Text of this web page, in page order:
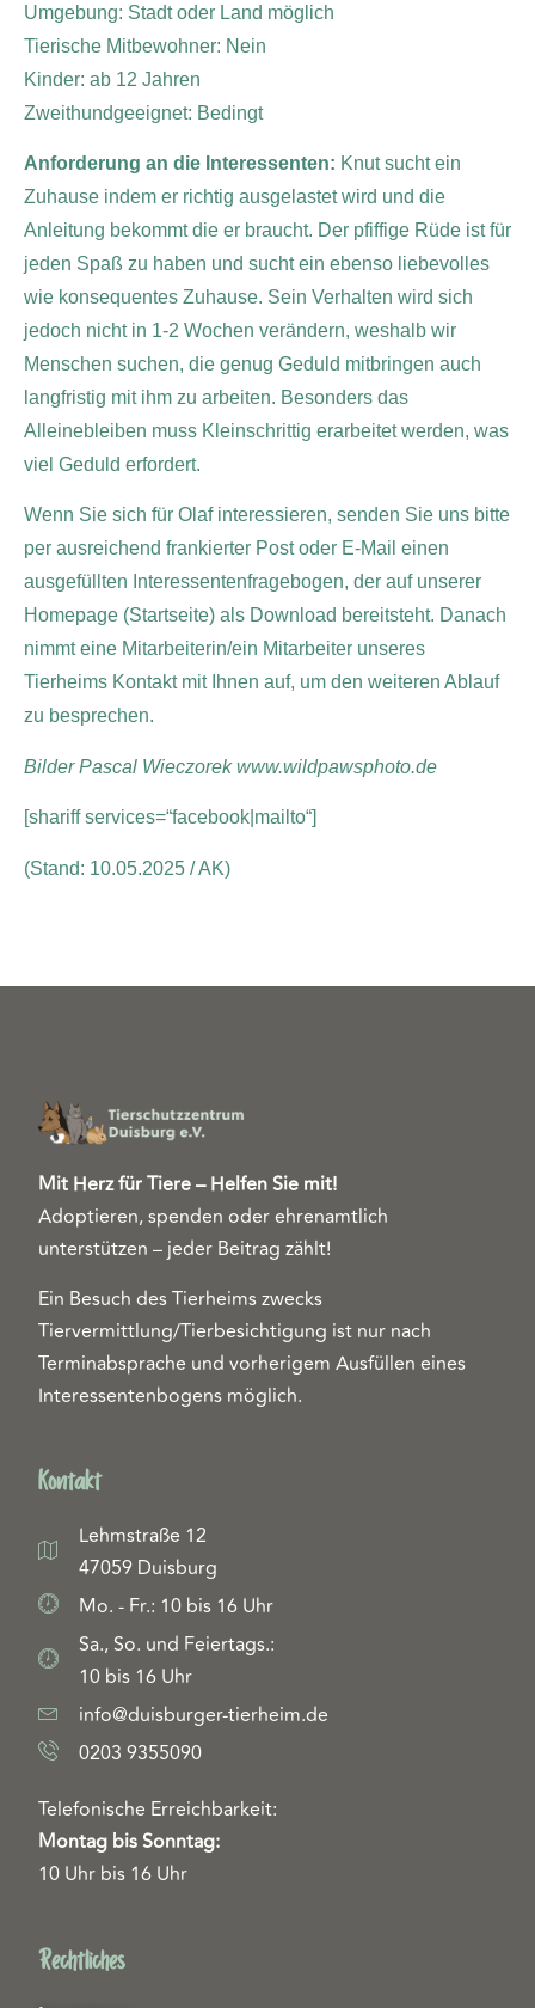
Umgebung: Stadt oder Land möglich
Tierische Mitbewohner: Nein
Kinder: ab 12 Jahren
Zweithundgeeignet: Bedingt
Anforderung an die Interessenten: Knut sucht ein
Zuhause indem er richtig ausgelastet wird und die
Anleitung bekommt die er braucht. Der pfiffige Rüde ist für
jeden Spaß zu haben und sucht ein ebenso liebevolles
wie konsequentes Zuhause. Sein Verhalten wird sich
jedoch nicht in 1-2 Wochen verändern, weshalb wir
Menschen suchen, die genug Geduld mitbringen auch
langfristig mit ihm zu arbeiten. Besonders das
Alleinebleiben muss Kleinschrittig erarbeitet werden, was
viel Geduld erfordert.
Wenn Sie sich für Olaf interessieren, senden Sie uns bitte
per ausreichend frankierter Post oder E-Mail einen
ausgefüllten Interessentenfragebogen, der auf unserer
Homepage (Startseite) als Download bereitsteht. Danach
nimmt eine Mitarbeiterin/ein Mitarbeiter unseres
Tierheims Kontakt mit Ihnen auf, um den weiteren Ablauf
zu besprechen.
Bilder Pascal Wieczorek www.wildpawsphoto.de
[shariff services=“facebook|mailto“]
(Stand: 10.05.2025 / AK)
Mit Herz für Tiere – Helfen Sie mit!
Adoptieren, spenden oder ehrenamtlich
unterstützen – jeder Beitrag zählt!
Ein Besuch des Tierheims zwecks
Tiervermittlung/Tierbesichtigung ist nur nach
Terminabsprache und vorherigem Ausfüllen eines
Interessentenbogens möglich.
Kontakt
Lehmstraße 12
47059 Duisburg
Mo. - Fr.: 10 bis 16 Uhr
Sa., So. und Feiertags.:
10 bis 16 Uhr
info@duisburger-tierheim.de
0203 9355090
Telefonische Erreichbarkeit:
Montag bis Sonntag:
10 Uhr bis 16 Uhr
Rechtliches